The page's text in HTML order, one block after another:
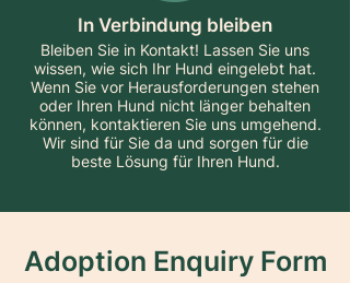
In Verbindung bleiben
Bleiben Sie in Kontakt! Lassen Sie uns
wissen, wie sich Ihr Hund eingelebt hat.
Wenn Sie vor Herausforderungen stehen
oder Ihren Hund nicht länger behalten
können, kontaktieren Sie uns umgehend.
Wir sind für Sie da und sorgen für die
beste Lösung für Ihren Hund.
Adoption Enquiry Form